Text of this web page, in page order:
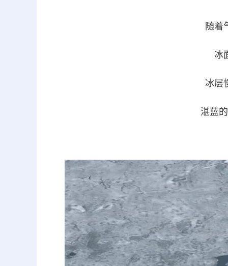
随着
冰
冰层
湛蓝